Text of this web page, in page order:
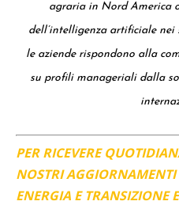
agraria in Nord America
dell’intelligenza artificiale
le aziende rispondono alla
su profili manageriali dalla
PER RICEVERE
NOSTRI AGGIORNAMENTI
ENERGIA E TRANSIZIONE